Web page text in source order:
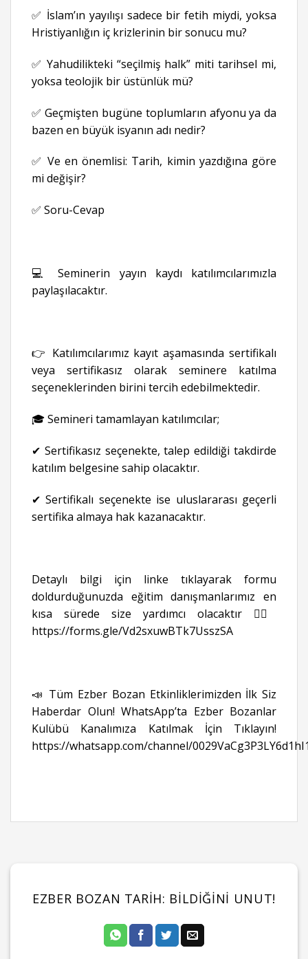
✅ İslam’ın yayılışı sadece bir fetih miydi, yoksa
Hristiyanlığın iç krizlerinin bir sonucu mu?
✅ Yahudilikteki “seçilmiş halk” miti tarihsel mi,
yoksa teolojik bir üstünlük mü?
✅ Geçmişten bugüne toplumların afyonu ya da
bazen en büyük isyanın adı nedir?
✅ Ve en önemlisi: Tarih, kimin yazdığına göre
mi değişir?
✅ Soru-Cevap
💻 Seminerin yayın kaydı katılımcılarımızla
paylaşılacaktır.
👉 Katılımcılarımız kayıt aşamasında sertifikalı
veya sertifikasız olarak seminere katılma
seçeneklerinden birini tercih edebilmektedir.
🎓 Semineri tamamlayan katılımcılar;
✔ Sertifikasız seçenekte, talep edildiği takdirde
katılım belgesine sahip olacaktır.
✔ Sertifikalı seçenekte ise uluslararası geçerli
sertifika almaya hak kazanacaktır.
Detaylı bilgi için linke tıklayarak formu
doldurduğunuzda eğitim danışmanlarımız en
kısa sürede size yardımcı olacaktır 👉🏻
https://forms.gle/Vd2sxuwBTk7UsszSA
📣 Tüm Ezber Bozan Etkinliklerimizden İlk Siz
Haberdar Olun! WhatsApp’ta Ezber Bozanlar
Kulübü Kanalımıza Katılmak İçin Tıklayın!
https://whatsapp.com/channel/
EZBER BOZAN TARIH: BILDIĞINI UNUT!